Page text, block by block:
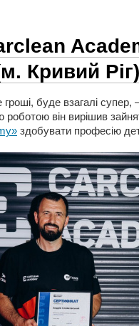
Кривий Ріг)
буде взагалі супер,
роботою він вирішив
здобувати професію